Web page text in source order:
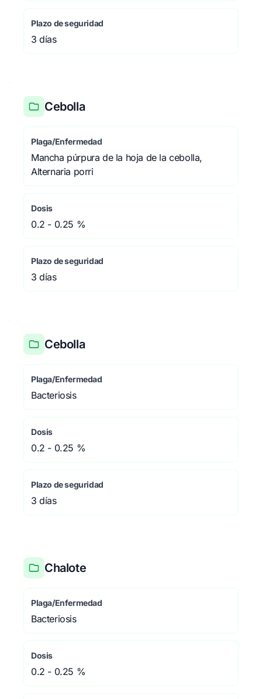
Plazo de seguridad
3 días
Cebolla
Plaga/Enfermedad
Mancha púrpura de la hoja de la cebolla,
Alternaria porri
Dosis
0.2 - 0.25 %
Plazo de seguridad
3 días
Cebolla
Plaga/Enfermedad
Bacteriosis
Dosis
0.2 - 0.25 %
Plazo de seguridad
3 días
Chalote
Plaga/Enfermedad
Bacteriosis
Dosis
0.2 - 0.25 %